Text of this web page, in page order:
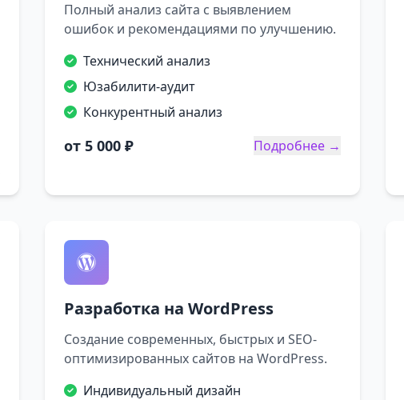
Полный анализ сайта с выявлением
ошибок и рекомендациями по улучшению.
Технический анализ
Юзабилити-аудит
Конкурентный анализ
от 5 000 ₽ Подробнее →
Разработка на WordPress
Создание современных, быстрых и SEO-
оптимизированных сайтов на WordPress.
Индивидуальный дизайн